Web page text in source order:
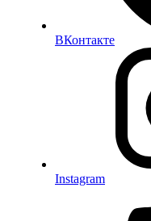
ВКонтакте
Instagram